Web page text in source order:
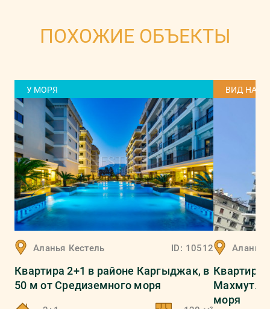
ПОХОЖИЕ ОБЪЕКТЫ
У МОРЯ
Аланья Кестель ID: 10512
Квартира 2+1 в районе Каргыджак, в
50 м от Средиземного моря
ВИД НА
Аланья
Квартира
моря